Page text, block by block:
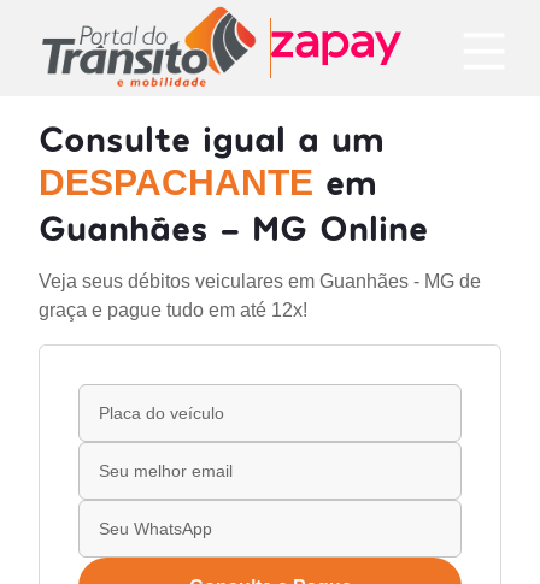
Consulte igual a um
DESPACHANTE em
Guanhães - MG Online
Veja seus débitos veiculares em Guanhães - MG de
graça e pague tudo em até 12x!